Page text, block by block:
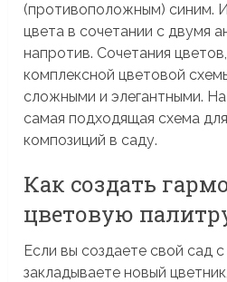
(противоположным) синим.
цвета в сочетании с двумя
напротив. Сочетания
комплексной цветовой
сложными и элегантными. На
самая подходящая схема
композиций в саду.
Как создать
цветовую
Если вы создаете свой сад с
закладываете новый